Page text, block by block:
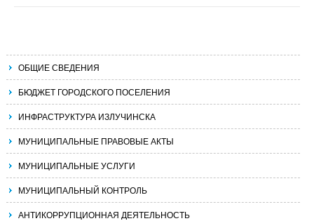
ОБЩИЕ СВЕДЕНИЯ
БЮДЖЕТ ГОРОДСКОГО ПОСЕЛЕНИЯ
ИНФРАСТРУКТУРА ИЗЛУЧИНСКА
МУНИЦИПАЛЬНЫЕ ПРАВОВЫЕ АКТЫ
МУНИЦИПАЛЬНЫЕ УСЛУГИ
МУНИЦИПАЛЬНЫЙ КОНТРОЛЬ
АНТИКОРРУПЦИОННАЯ ДЕЯТЕЛЬНОСТЬ